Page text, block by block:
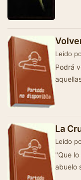
Leído
Podrá
La
Leído
"Que
abuelo